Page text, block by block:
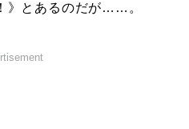
》とあるのだが……。